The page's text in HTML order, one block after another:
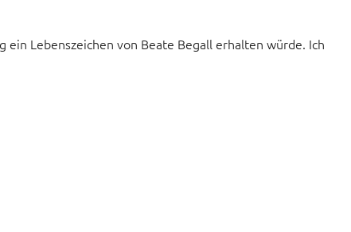
Lebenszeichen von Beate Begall erhalten würde. Ich